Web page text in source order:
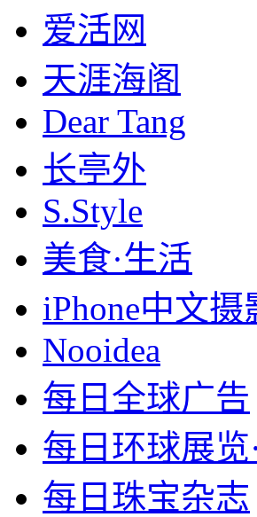
爱活网
天涯海阁
Dear Tang
长亭外
S.Style
美食·生活
iPhone中文摄
Nooidea
每日全球广告
每日环球展览
每日珠宝杂志